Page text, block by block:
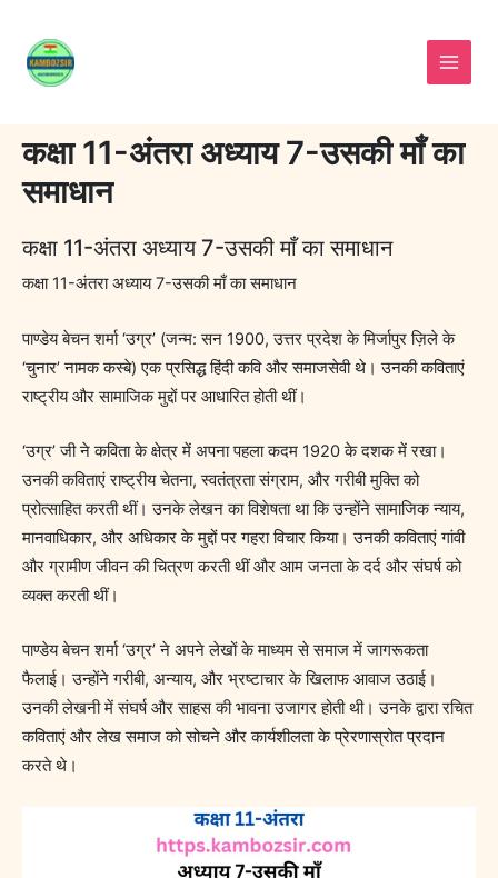
content
कक्षा 11-अंतरा अध्याय 7-उसकी माँ का
समाधान
कक्षा 11-अंतरा अध्याय 7-उसकी माँ का समाधान
कक्षा 11-अंतरा अध्याय 7-उसकी माँ का समाधान
पाण्डेय बेचन शर्मा ‘उग्र’ (जन्म: सन 1900, उत्तर प्रदेश के मिर्जापुर ज़िले के
‘चुनार’ नामक कस्बे) एक प्रसिद्ध हिंदी कवि और समाजसेवी थे। उनकी कविताएं
राष्ट्रीय और सामाजिक मुद्दों पर आधारित होती थीं।
‘उग्र’ जी ने कविता के क्षेत्र में अपना पहला कदम 1920 के दशक में रखा।
उनकी कविताएं राष्ट्रीय चेतना, स्वतंत्रता संग्राम, और गरीबी मुक्ति को
प्रोत्साहित करती थीं। उनके लेखन का विशेषता था कि उन्होंने सामाजिक न्याय,
मानवाधिकार, और अधिकार के मुद्दों पर गहरा विचार किया। उनकी कविताएं गांवी
और ग्रामीण जीवन की चित्रण करती थीं और आम जनता के दर्द और संघर्ष को
व्यक्त करती थीं।
पाण्डेय बेचन शर्मा ‘उग्र’ ने अपने लेखों के माध्यम से समाज में जागरूकता
फैलाई। उन्होंने गरीबी, अन्याय, और भ्रष्टाचार के खिलाफ आवाज उठाई।
उनकी लेखनी में संघर्ष और साहस की भावना उजागर होती थी। उनके द्वारा रचित
कविताएं और लेख समाज को सोचने और कार्यशीलता के प्रेरणास्रोत प्रदान
करते थे।